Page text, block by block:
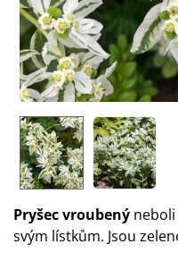
Pryšec vroubený
svým lístkům. Jsou